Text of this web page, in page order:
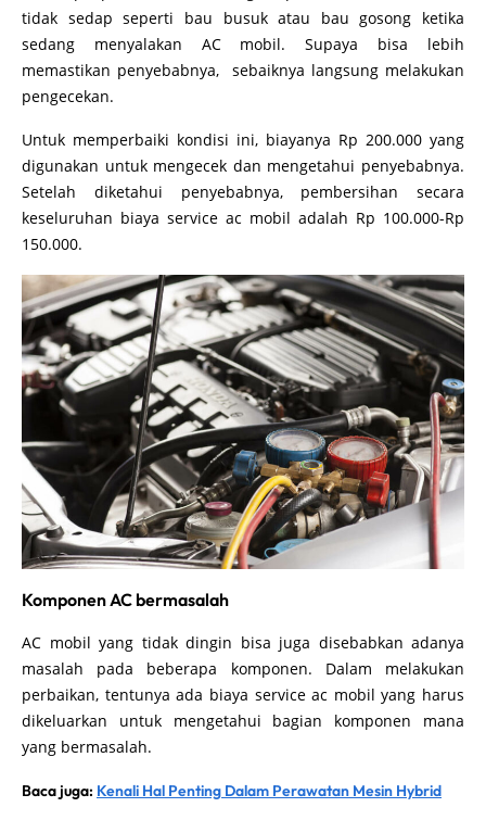
tidak sedap seperti bau busuk atau bau gosong ketika
sedang menyalakan AC mobil. Supaya bisa lebih
memastikan penyebabnya, sebaiknya langsung melakukan
pengecekan.
Untuk memperbaiki kondisi ini, biayanya Rp 200.000 yang
digunakan untuk mengecek dan mengetahui penyebabnya.
Setelah diketahui penyebabnya, pembersihan secara
keseluruhan biaya service ac mobil adalah Rp 100.000-Rp
150.000.
Komponen AC bermasalah
AC mobil yang tidak dingin bisa juga disebabkan adanya
masalah pada beberapa komponen. Dalam melakukan
perbaikan, tentunya ada biaya service ac mobil yang harus
dikeluarkan untuk mengetahui bagian komponen mana
yang bermasalah.
Baca juga: Kenali Hal Penting Dalam Perawatan Mesin Hybrid